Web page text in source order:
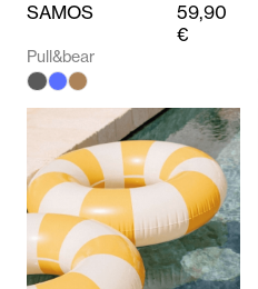
SAMOS
59,90
€
Pull&bear